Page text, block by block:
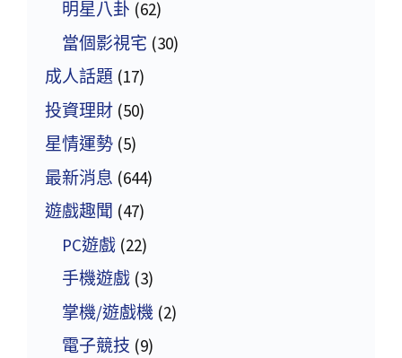
明星八卦 (62)
當個影視宅 (30)
成人話題 (17)
投資理財 (50)
星情運勢 (5)
最新消息 (644)
遊戲趣聞 (47)
PC遊戲 (22)
手機遊戲 (3)
掌機/遊戲機 (2)
電子競技 (9)